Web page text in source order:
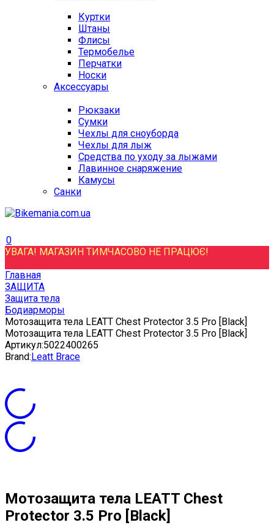
Куртки
Штаны
Флисы
Термобелье
Перчатки
Носки
Аксессуары
Рюкзаки
Сумки
Чехлы для сноуборда
Чехлы для лыж
Средства по уходу за лыжами
Лавинное снаряжение
Камусы
Санки
0
УВАГА! МАГАЗИН ТИМЧАСОВО НЕ ПРАЦЮЄ!
Главная
ЗАЩИТА
Защита тела
Бодиарморы
Мотозащита тела LEATT Chest Protector 3.5 Pro [Black]
Мотозащита тела LEATT Chest Protector 3.5 Pro [Black]
Артикул:5022400265
Brand:Leatt Brace
Мотозащита тела LEATT Chest
Protector 3.5 Pro [Black]